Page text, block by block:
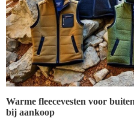
Warme fleecevesten voor
bij aankoop